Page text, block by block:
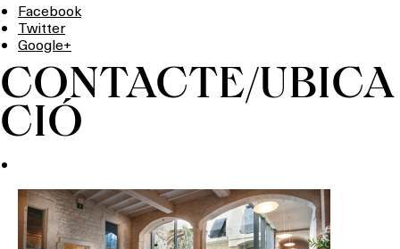
Què vols fer?
Facebook
Twitter
Google+
CONTACTE/UBICA
CIÓ